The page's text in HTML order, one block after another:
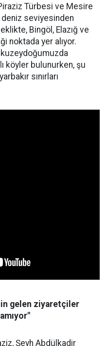
Türbesi ve Mesire
deniz seviyesinden
Bingöl, Elazığ ve
noktada yer alıyor.
köyler bulunurken, şu
sınırları
gelen ziyaretçiler
Şeyh Abdülkadir